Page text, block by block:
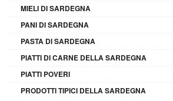
MIELI DI SARDEGNA
PANI DI SARDEGNA
PASTA DI SARDEGNA
PIATTI DI CARNE DELLA SARDEGNA
PIATTI POVERI
PRODOTTI TIPICI DELLA SARDEGNA